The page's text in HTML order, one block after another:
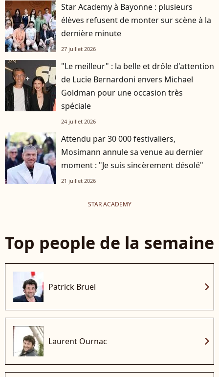
Star Academy à Bayonne : plusieurs
élèves refusent de monter sur scène à la
dernière minute
27 juillet 2026
"Le meilleur" : la belle et drôle d'attention
de Lucie Bernardoni envers Michael
Goldman pour une occasion très
spéciale
24 juillet 2026
Attendu par 30 000 festivaliers,
Mosimann annule sa venue au dernier
moment : "Je suis sincèrement désolé"
21 juillet 2026
STAR ACADEMY
Top people de la semaine
Patrick Bruel chevron_right
Laurent Ournac chevron_right